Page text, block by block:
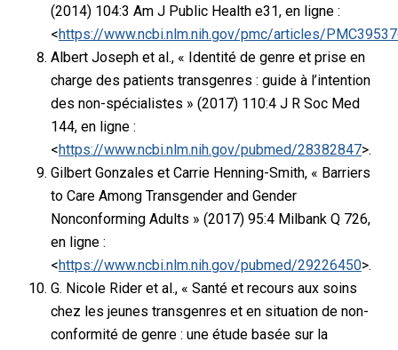
(2014) 104:3 Am J Public Health e31, en ligne :
<https://www.ncbi.nlm.nih.gov/pmc/articles/
Albert Joseph et al., « Identité de genre et prise en
charge des patients transgenres : guide à l’intention
des non-spécialistes » (2017) 110:4 J R Soc Med
144, en ligne :
<https://www.ncbi.nlm.nih.gov/pubmed/28382847>.
Gilbert Gonzales et Carrie Henning-Smith, « Barriers
to Care Among Transgender and Gender
Nonconforming Adults » (2017) 95:4 Milbank Q 726,
en ligne :
<https://www.ncbi.nlm.nih.gov/pubmed/29226450>.
G. Nicole Rider et al., « Santé et recours aux soins
chez les jeunes transgenres et en situation de non-
conformité de genre : une étude basée sur la